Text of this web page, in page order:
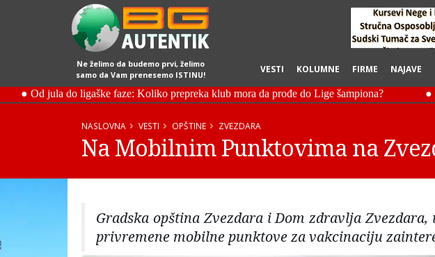
Ne želimo da budemo prvi, želimo
samo da Vam prenesemo ISTINU!
VESTI KOLUMNE FIRME NAJAVE
NASLOVNA VESTI OPŠTINE ZVEZDARA
Na Mobilnim Punktovima na
Gradska opština Zvezdara i Dom zdravlja
privremene mobilne punktove za vakcinaciju